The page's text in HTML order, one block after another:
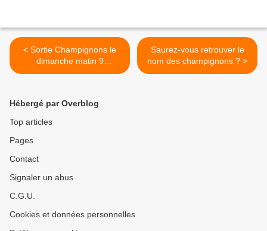
< Sortie Champignons le
dimanche matin 9
novembre 2014
Saurez-vous retrouver le
nom des champignons ? >
Hébergé par Overblog
Top articles
Pages
Contact
Signaler un abus
C.G.U.
Cookies et données personnelles